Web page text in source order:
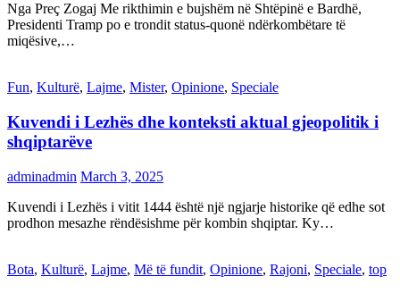
Nga Preç Zogaj Me rikthimin e bujshëm në Shtëpinë e Bardhë,
Presidenti Tramp po e trondit status-quonë ndërkombëtare të
miqësive,…
Fun, Kulturë, Lajme, Mister, Opinione, Speciale
Kuvendi i Lezhës dhe konteksti aktual gjeopolitik i
shqiptarëve
adminadmin March 3, 2025
Kuvendi i Lezhës i vitit 1444 është një ngjarje historike që edhe sot
prodhon mesazhe rëndësishme për kombin shqiptar. Ky…
Bota, Kulturë, Lajme, Më të fundit, Opinione, Rajoni, Speciale, top